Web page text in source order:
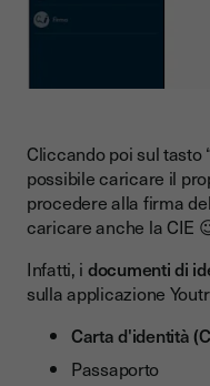
Cliccando poi sul tasto
possibile caricare il
procedere alla firma
caricare anche la CIE
Infatti, i documenti di
sulla applicazione
Carta d'identità
Passaporto